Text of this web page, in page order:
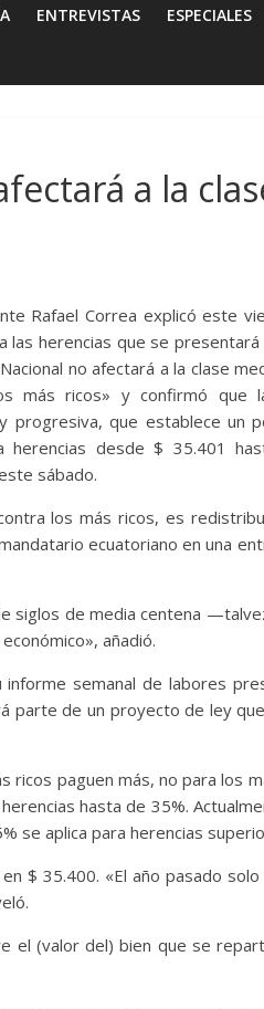
ENTREVISTAS ESPECIALES
a la
Rafael Correa explicó este
las herencias que se
no afectará a la clase
más ricos» y confirmó que
progresiva, que establece un
herencias desde $ 35.401
sábado.
los más ricos, es
ecuatoriano en una
siglos de media centena
añadió.
semanal de labores
parte de un proyecto de ley
ricos paguen más, no para los
hasta de 35%.
se aplica para herencias
$ 35.400. «El año pasado
el (valor del) bien que se